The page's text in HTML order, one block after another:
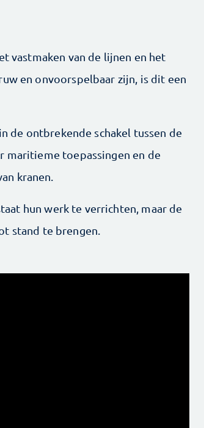
vastmaken van de lijnen en het
en onvoorspelbaar zijn, is dit een
de ontbrekende schakel tussen de
maritieme toepassingen en de
kranen.
hun werk te verrichten, maar de
stand te brengen.